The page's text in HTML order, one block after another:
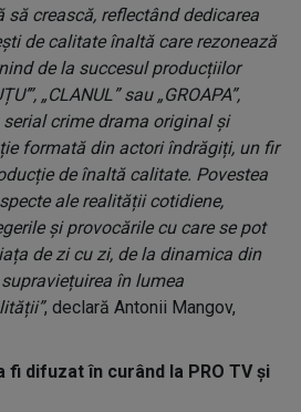
crească, reflectând dedicarea
de calitate înaltă care rezonează
de la succesul producțiilor
„CLANUL” sau „GROAPA”,
crime drama original și
formată din actori îndrăgiți, un fir
de înaltă calitate. Povestea
ale realității cotidiene,
și provocările cu care se pot
de zi cu zi, de la dinamica din
în lumea
, declară Antonii Mangov,
fi difuzat în curând la PRO TV și